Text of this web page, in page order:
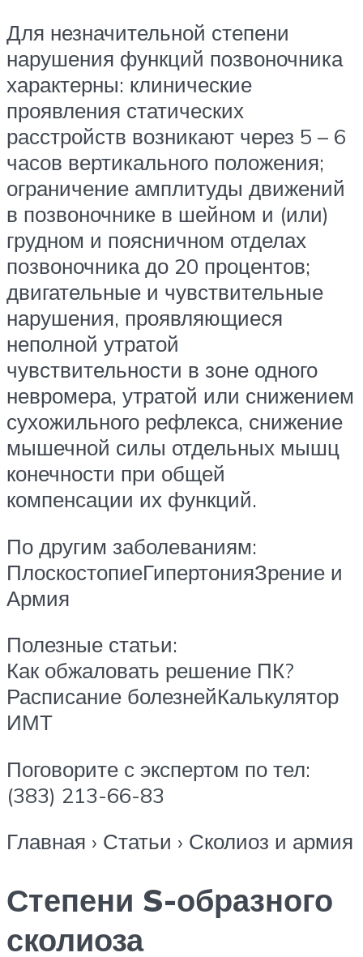
Для незначительной степени
нарушения функций позвоночника
характерны: клинические
проявления статических
расстройств возникают через 5 – 6
часов вертикального положения;
ограничение амплитуды движений
в позвоночнике в шейном и (или)
грудном и поясничном отделах
позвоночника до 20 процентов;
двигательные и чувствительные
нарушения, проявляющиеся
неполной утратой
чувствительности в зоне одного
невромера, утратой или снижением
сухожильного рефлекса, снижение
мышечной силы отдельных мышц
конечности при общей
компенсации их функций.
По другим заболеваниям:
ПлоскостопиеГипертонияЗрение и
Армия
Полезные статьи:
Как обжаловать решение ПК?
Расписание болезнейКалькулятор
ИМТ
Поговорите с экспертом по тел:
(383) 213-66-83
Главная › Статьи › Сколиоз и армия
Степени S-образного
сколиоза